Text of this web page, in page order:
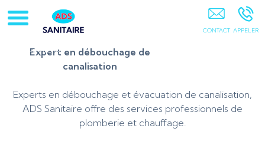
Artisan-Plombier-Chauffagiste-95-78-Chauffe-Eau-
L'aumone-Ennery-95
Expert en débouchage de
canalisation
Experts en débouchage et évacuation de canalisation,
ADS Sanitaire offre des services professionnels de
plomberie et chauffage.